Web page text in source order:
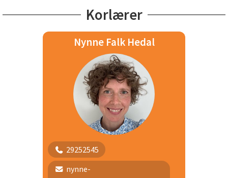
Korlærer
Nynne Falk Hedal
29252545
nynne-